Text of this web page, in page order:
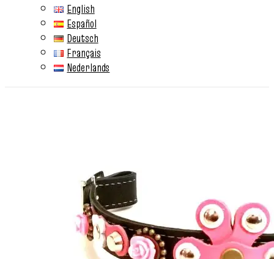
English
Español
Deutsch
Français
Nederlands